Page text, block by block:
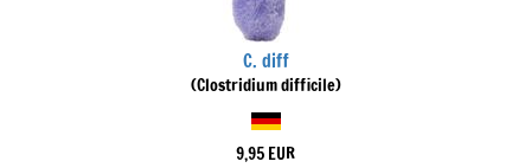
C. diff
(Clostridium difficile)
9,95 EUR